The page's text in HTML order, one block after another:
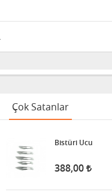
Çok Satanlar
Bistüri Ucu
388,00